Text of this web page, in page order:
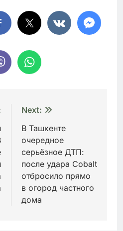
Next:
В Ташкенте
очередное
серьёзное ДТП:
после удара Cobalt
отбросило прямо
в огород частного
дома